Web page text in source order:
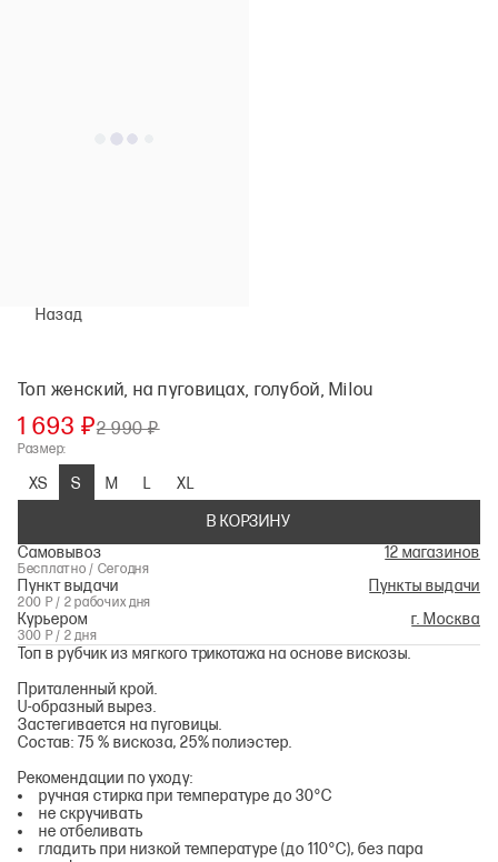
Назад
Топ женский, на пуговицах, голубой, Milou
1 693 ₽2 990 ₽
Размер:
XS S M L
XL
В КОРЗИНУ
Самовывоз
12 магазинов
Бесплатно / Сегодня
Пункт выдачи Пункты выдачи
200 Р / 2 рабочих дня
Курьером г. Москва
300 Р / 2 дня
Топ в рубчик из мягкого трикотажа на основе вискозы.
Приталенный крой.
U-образный вырез.
Застегивается на пуговицы.
Состав: 75 % вискоза, 25% полиэстер.
Рекомендации по уходу:
ручная стирка при температуре до 30°С
не скручивать
не отбеливать
гладить при низкой температуре (до 110°С), без пара